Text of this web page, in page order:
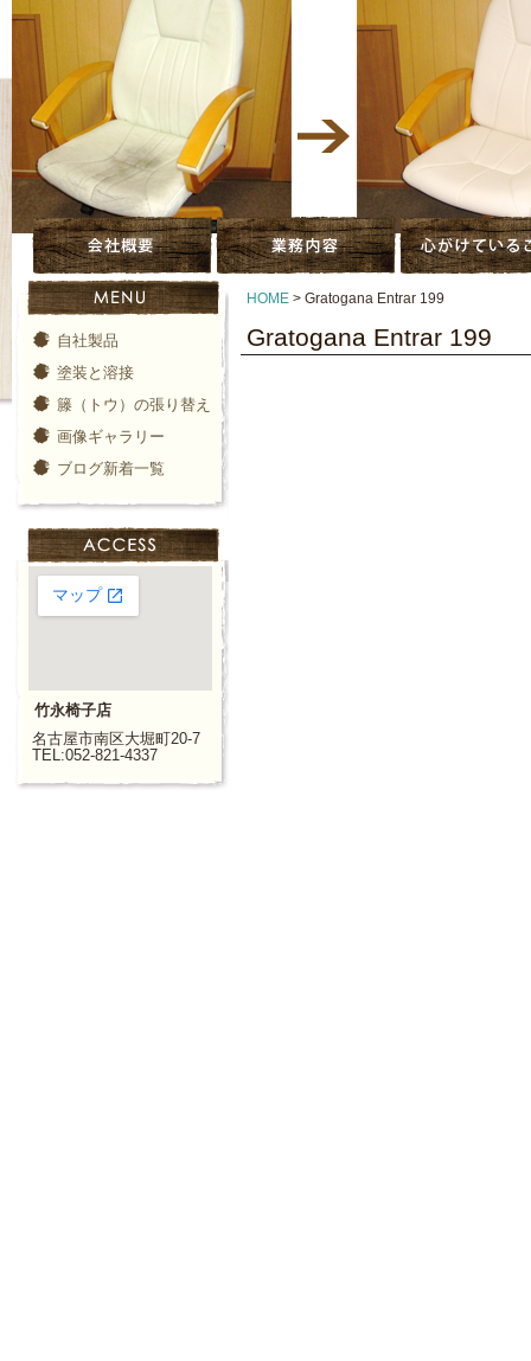
自社製品
塗装と溶接
籐（トウ）の張り替え
画像ギャラリー
ブログ新着一覧
竹永椅子店
名古屋市南区大堀町20-7
TEL:052-821-4337
HOME > Gratogana Entrar 199
Gratogana Entrar 199